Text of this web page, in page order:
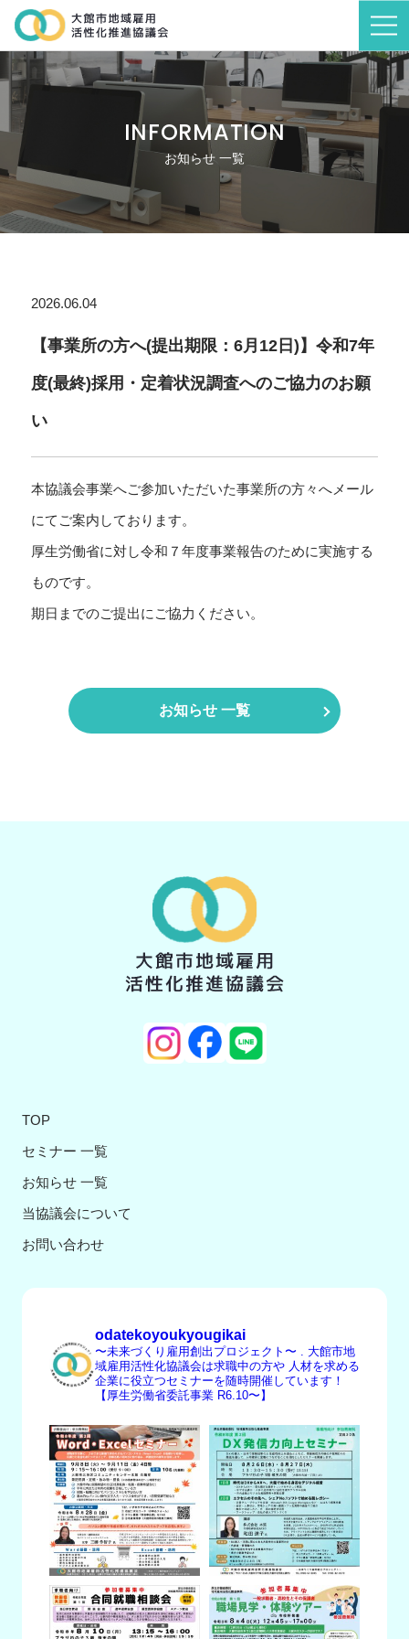
INFORMATION
お知らせ 一覧
2026.06.04
【事業所の方へ(提出期限：6月12日)】令和7年
度(最終)採用・定着状況調査へのご協力のお願
い
本協議会事業へご参加いただいた事業所の方々へメール
にてご案内しております。
厚生労働省に対し令和７年度事業報告のために実施する
ものです。
期日までのご提出にご協力ください。
お知らせ 一覧
TOP
セミナー 一覧
お知らせ 一覧
当協議会について
お問い合わせ
odatekoyoukyougikai
〜未来づくり雇用創出プロジェクト〜
大館市地
域雇用活性化協議会は求職中の方や 人材を求める
企業に役立つセミナーを随時開催しています！
【厚生労働省委託事業 R6.10〜】